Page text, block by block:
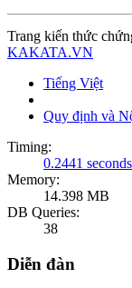
Trang kiến thức
KAKATA.VN
Tiếng Việt
Quy định và
Timing:
0.2441 seconds
Memory:
14.398 MB
DB Queries:
38
Diễn đàn